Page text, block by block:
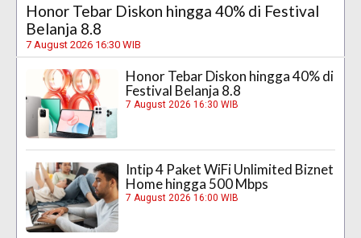
Honor Tebar Diskon hingga 40% di Festival
Belanja 8.8
7 August 2026 16:30 WIB
Honor Tebar Diskon hingga 40% di
Festival Belanja 8.8
7 August 2026 16:30 WIB
Intip 4 Paket WiFi Unlimited Biznet
Home hingga 500 Mbps
7 August 2026 16:00 WIB